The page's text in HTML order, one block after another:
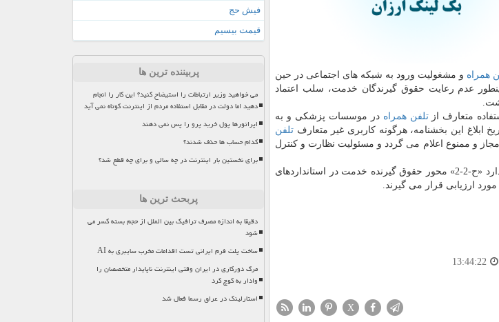
همراه و مشغولیت ورود به شبكه های اجتماعی در حین
عدم رعایت حقوق گیرندگان خدمت، سلب اعتماد
متعارف ازتلفن همراه در موسسات پزشكی و به
ابلاغ این بخشنامه، هرگونه كاربری غیر متعارف تلفن
و ممنوع اعلام می گردد و مسئولیت نظارت و كنترل
وی تصریح كرد: به منظور رعایت حقوق بیماران، مبحث فوق در سنجه های 1و2 از استاندارد «ح-2-2» محور حقوق گیرنده خدمت در استانداردهای
13:44:22
X
فیش حج
قیمت بیسیم
پربیننده ترین ها
می خواهید وزیر ارتباطات را استیضاح کنید؟ این کار را انجام
دهید اما دولت در مقابل استفاده مردم از اینترنت کوتاه نمی آید
اپراتورها پول خرید پرو را پس نمی دهند
کدام حساب ها حذف شدند؟
برای نخستین بار اینترنت در چه سالی و برای چه قطع شد؟
پربحث ترین ها
دقیقا به اندازه مصرف ترافیک بین الملل از حجم بسته کسر می
شود
ساخت پلت فرم ایرانی تست اقدامات مخرب سایبری به AI
مرگ دورکاری در ایران وقتی اینترنت ناپایدار متخصصان را
وادار به کوچ کرد
استارلینک در عراق رسما فعال شد